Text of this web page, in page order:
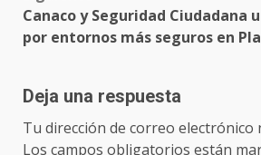
Canaco y Seguridad Ciudadana
por entornos más seguros en
Deja una respuesta
Tu dirección de correo electrónico
Los campos obligatorios están